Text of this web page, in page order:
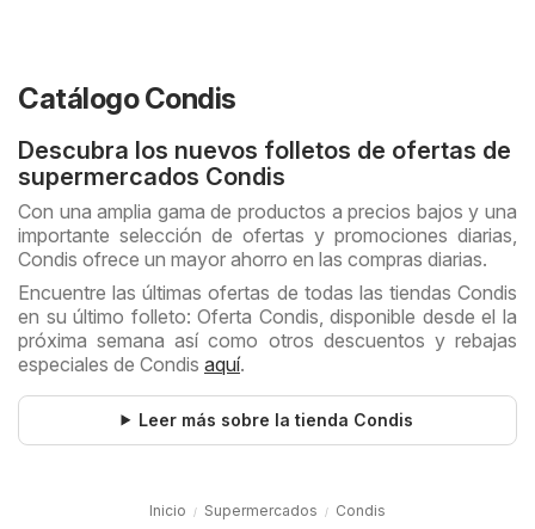
Catálogo Condis
Descubra los nuevos folletos de ofertas de
supermercados Condis
Con una amplia gama de productos a precios bajos y una
importante selección de ofertas y promociones diarias,
Condis ofrece un mayor ahorro en las compras diarias.
Encuentre las últimas ofertas de todas las tiendas Condis
en su último folleto: Oferta Condis, disponible desde el la
próxima semana así como otros descuentos y rebajas
especiales de Condis aquí.
Leer más sobre la tienda Condis
Inicio Supermercados Condis